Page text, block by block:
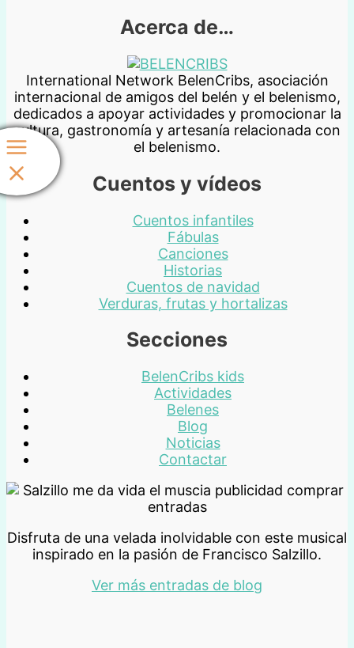
Acerca de…
International Network BelenCribs, asociación
internacional de amigos del belén y el belenismo,
dedicados a apoyar actividades y promocionar la
cultura, gastronomía y artesanía relacionada con
el belenismo.
Cuentos y vídeos
Cuentos infantiles
Fábulas
Canciones
Historias
Cuentos de navidad
Verduras, frutas y hortalizas
Secciones
BelenCribs kids
Actividades
Belenes
Blog
Noticias
Contactar
Disfruta de una velada inolvidable con este musical
inspirado en la pasión de Francisco Salzillo.
Ver más entradas de blog